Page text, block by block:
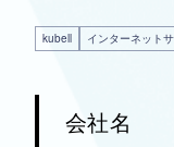
kubell インターネット
会社名